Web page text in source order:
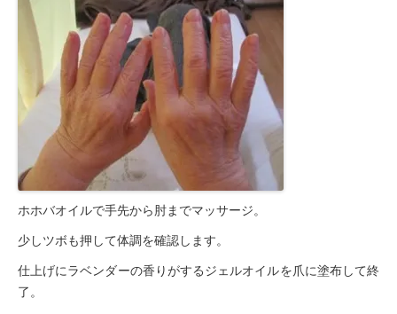
ホホバオイルで手先から肘までマッサージ。
少しツボも押して体調を確認します。
仕上げにラベンダーの香りがするジェルオイルを爪に塗布して終
了。